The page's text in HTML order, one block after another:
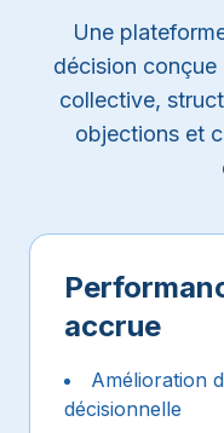
Une
décision conçue
collective,
objections et
accrue
Amélioration
décisionnelle